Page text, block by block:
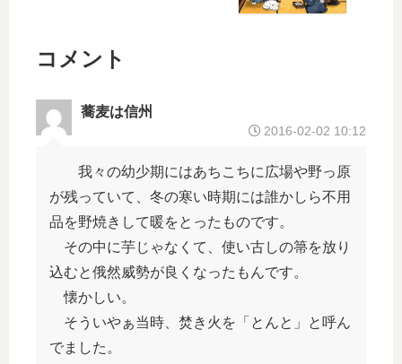
語
し
れ
葉
コメント
蕎麦は信州
2016-02-02 10:12
我々の幼少期にはあちこちに広場や野っ原
が残っていて、冬の寒い時期には誰かしら不用
品を野焼きして暖をとったものです。
その中に芋じゃなくて、使い古しの箒を放り
込むと俄然威勢が良くなったもんです。
懐かしい。
そういやぁ当時、焚き火を「とんと」と呼ん
でました。